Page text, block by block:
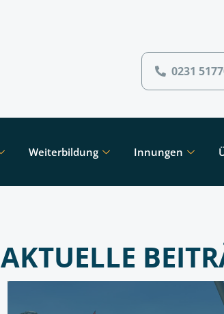
0231
Weiterbildung Innungen
AKTUELLE